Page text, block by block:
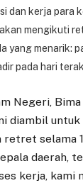
dan kerja para
mengikuti
yang menarik:
pada hari
Negeri,
diambil untuk
retret selama
daerah,
kerja, kami